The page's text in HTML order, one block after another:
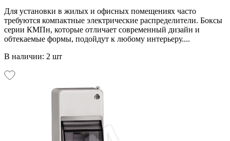
Для установки в жилых и офисных помещениях часто
требуются компактные электрические распределители. Боксы
серии КМПн, которые отличает современный дизайн и
обтекаемые формы, подойдут к любому интерьеру....
В наличии: 2 шт